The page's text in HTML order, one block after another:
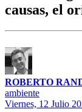
causas, el
ROBERTO
ambiente
Viernes, 12 Julio